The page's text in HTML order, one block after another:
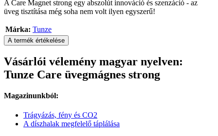
A Care Magnet strong egy abszolút innováció és szenzáció - az
üveg tisztítása még soha nem volt ilyen egyszerű!
Márka: Tunze
A termék értékelése
Vásárlói vélemény magyar nyelven:
Tunze Care üvegmágnes strong
Magazinunkból:
Trágyázás, fény és CO2
A díszhalak megfelelő táplálása